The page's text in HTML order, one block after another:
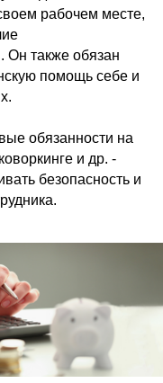
рабочем месте,
Он также обязан
помощь себе и
обязанности на
и др. -
безопасность и